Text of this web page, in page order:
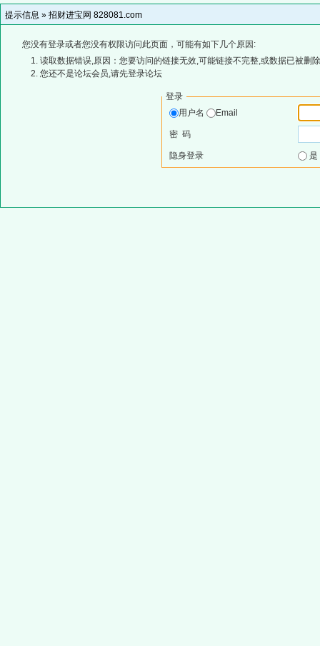
提示信息 » 招财进宝网 828081.com
您没有登录或者您没有权限访问此页面，可能有如下几个原因:
读取数据错误,原因：您要访问的链接无效,可能链接不完整,或数据已被删
您还不是论坛会员,请先登录论坛
登录
用户名
Email
密 码
隐身登录